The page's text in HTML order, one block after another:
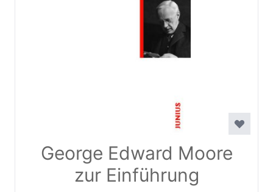
George Edward Moore
zur Einführung